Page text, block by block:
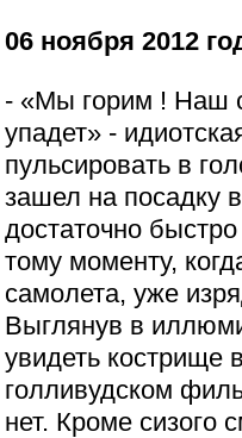
06 ноября 2012
- «Мы горим ! Наш
упадет» -
пульсировать в
зашел на посадку
достаточно
тому моменту,
самолета, уже
Выглянув в
увидеть кострище
голливудском
нет. Кроме сизого